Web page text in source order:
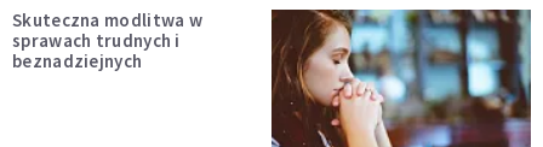
Skuteczna modlitwa w
sprawach trudnych i
beznadziejnych